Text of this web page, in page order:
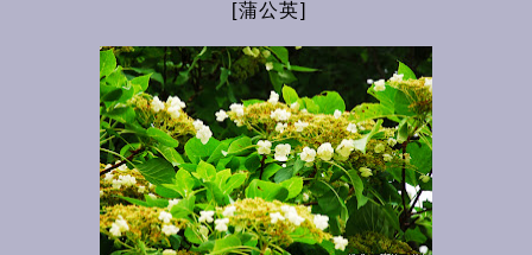
[蒲公英]